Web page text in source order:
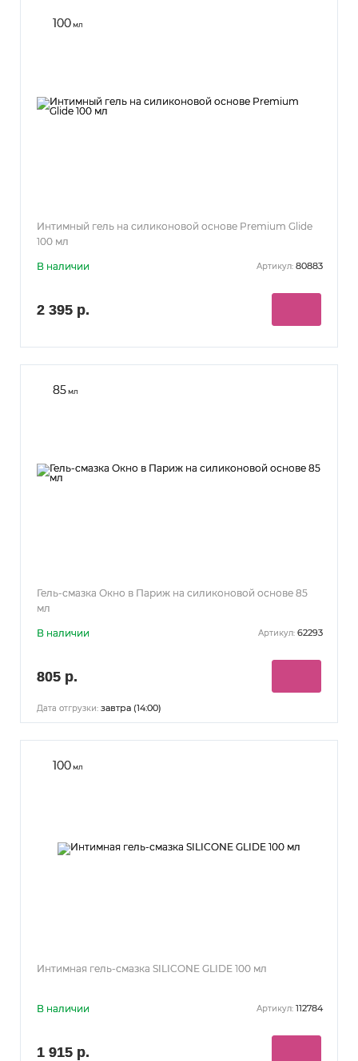
100мл
Интимный гель на силиконовой основе Premium Glide
100 мл
В наличии Артикул: 80883
2 395 р.
85мл
Гель-смазка Окно в Париж на силиконовой основе 85
мл
В наличии Артикул: 62293
805 р.
Дата отгрузки: завтра (14:00)
100мл
Интимная гель-смазка SILICONE GLIDE 100 мл
В наличии Артикул: 112784
1 915 р.